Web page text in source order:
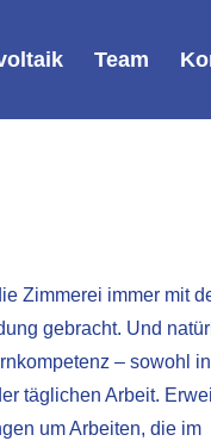
Team
Zimmerei immer mit
gebracht. Und
– sowohl
täglichen Arbeit.
um Arbeiten, die im